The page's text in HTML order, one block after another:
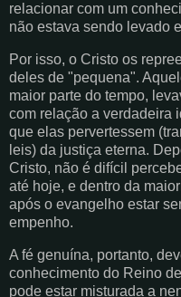
relacionar com um
não estava sendo levado
Por isso, o Cristo os
deles de "pequena".
maior parte do tempo,
com relação a verdadeira
que elas pervertessem
leis) da justiça eterna.
Cristo, não é difícil
até hoje, e dentro da
após o evangelho estar
empenho.
A fé genuína, portanto,
conhecimento do Reino
pode estar misturada a